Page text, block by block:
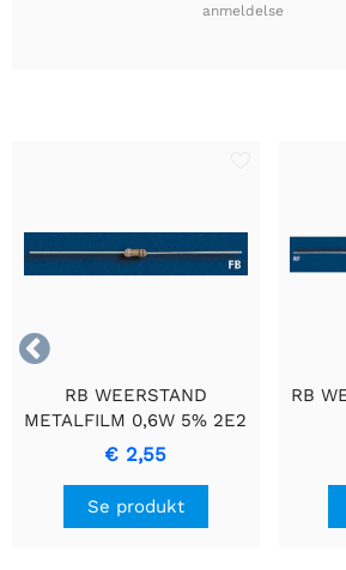
anmeldelse

RB WEERSTAND
METALFILM 0,6W 5% 2E2
- Holdbar
Præcisionsmodstand
€ 2,55
Se produkt
RB